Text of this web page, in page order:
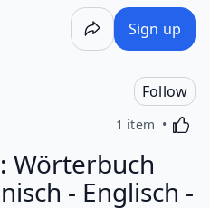
Sign up
Follow
1 item
Wörterbuch
- Englisch -